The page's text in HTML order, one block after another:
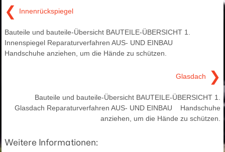
❮ Innenrückspiegel
Bauteile und bauteile-Übersicht BAUTEILE-ÜBERSICHT 1.
Innenspiegel Reparaturverfahren AUS- UND EINBAU
Handschuhe anziehen, um die Hände zu schützen.
Glasdach ❯
Bauteile und bauteile-Übersicht BAUTEILE-ÜBERSICHT 1.
Glasdach Reparaturverfahren AUS- UND EINBAU Handschuhe
anziehen, um die Hände zu schützen.
Weitere Informationen: